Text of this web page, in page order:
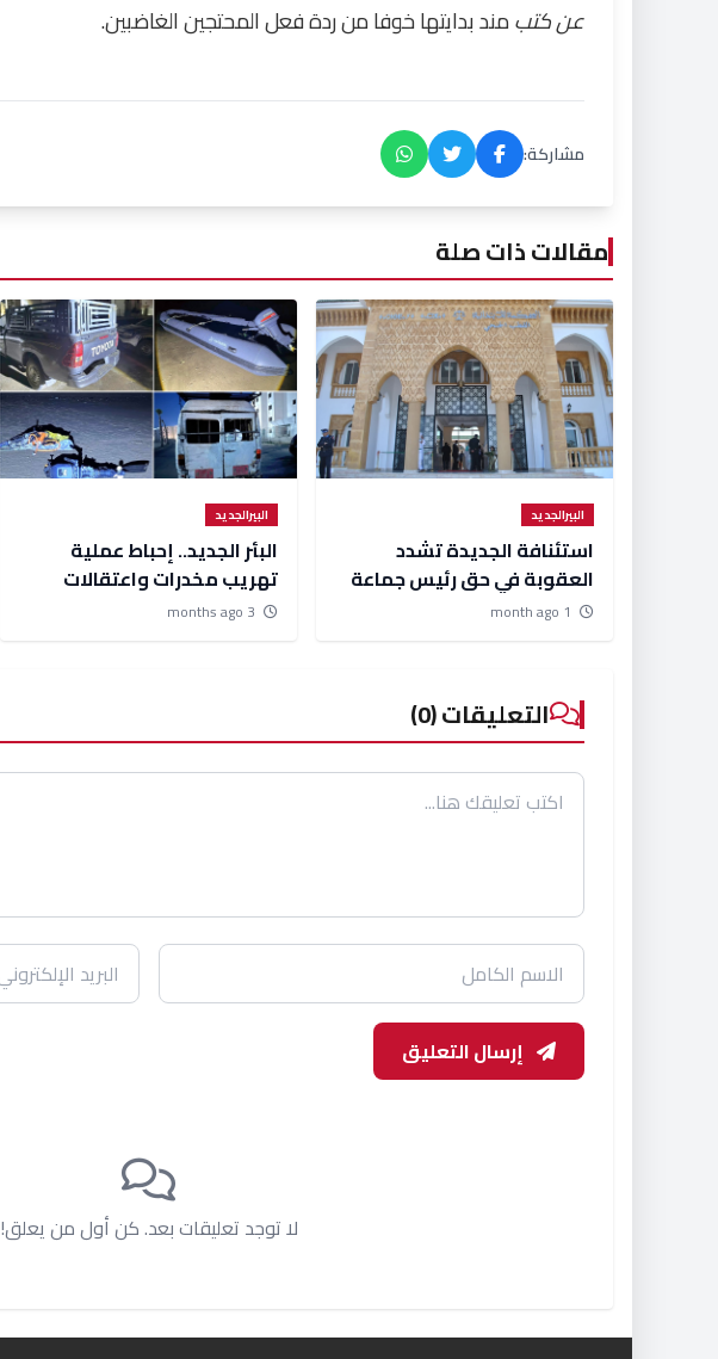
عن كتبمند بدايتها خوفا من ردة فعل المحتجين الغاضبين.
مشاركة:
مقالات ذات صلة
البيرالجديد
استئنافة الجديدة تشدد
العقوبة في حق رئيس جماعة
المهارزة الساحل وترفعها إلى
البيرالجديد
البئر الجديد.. إحباط عملية
تهريب مخدرات واعتقالات
بالجملة
التعليقات (0)
إرسال التعليق
لا توجد تعليقات بعد. كن أول من يعلق!